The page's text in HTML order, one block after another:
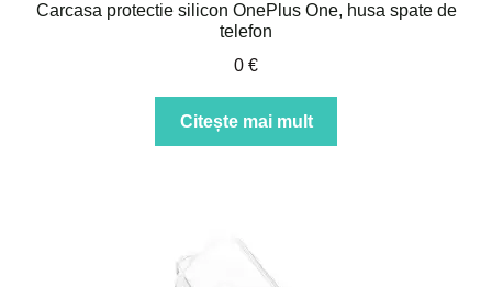
Carcasa protectie silicon OnePlus One, husa spate de
telefon
0 €
Citește mai mult